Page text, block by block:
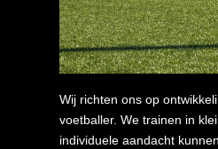
Wij richten ons op
voetballer. We trainen in
individuele aandacht